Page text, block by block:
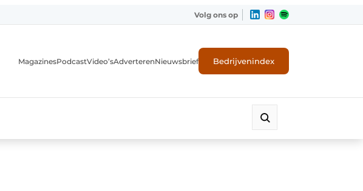
Volg ons op
MagazinesPodcastVideo’sAdverterenNieuwsbrief Bedrijvenindex